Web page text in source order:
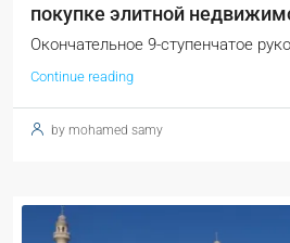
покупке элитной
Окончательное 9-ступенчатое
Continue reading
by mohamed samy